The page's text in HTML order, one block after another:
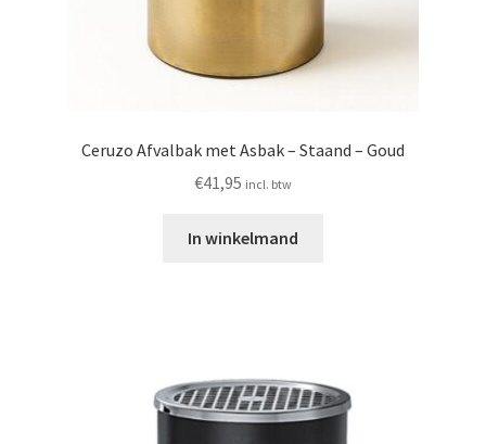
Ceruzo Afvalbak met Asbak – Staand – Goud
€41,95 incl. btw
In winkelmand